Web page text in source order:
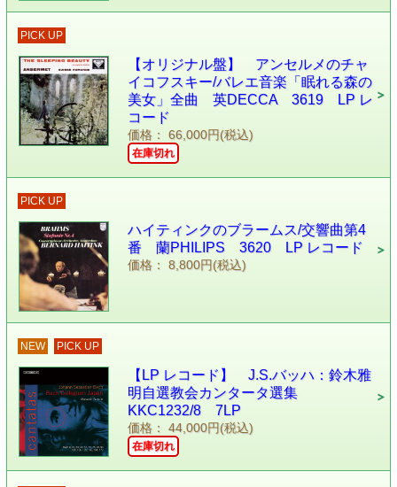
PICK UP
【オリジナル盤】 アンセルメのチャ
イコフスキー/バレエ音楽「眠れる森の
美女」全曲 英DECCA 3619 LP レ
コード
価格： 66,000円(税込)
在庫切れ
PICK UP
ハイティンクのブラームス/交響曲第4
番 蘭PHILIPS 3620 LP レコード
価格： 8,800円(税込)
NEW PICK UP
【LP レコード】 J.S.バッハ：鈴木雅
明自選教会カンタータ選集
KKC1232/8 7LP
価格： 44,000円(税込)
在庫切れ